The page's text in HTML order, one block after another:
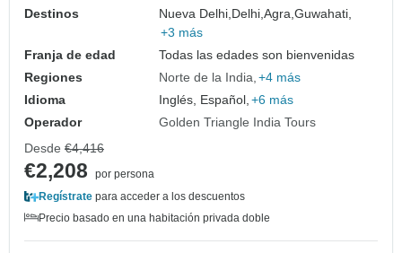
Destinos
Nueva Delhi, Delhi,Agra,Guwahati,
+3 más
Franja de edad
Todas las edades son bienvenidas
Regiones
Norte de la India +4 más
Idioma
Inglés, Español, +6 más
Operador
Golden Triangle India Tours
Desde €4,416
€2,208
por persona
Regístrate para acceder a los descuentos
Precio basado en una habitación privada doble